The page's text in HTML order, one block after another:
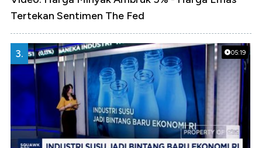
Tertekan Sentimen The Fed
05:19
3.